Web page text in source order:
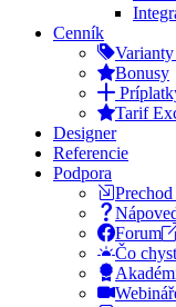
Cenník
Bonusy
Tarif
Designer
Referencie
Podpora
Forum
Čo